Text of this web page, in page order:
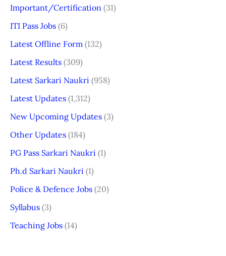
Important/Certification (31)
ITI Pass Jobs (6)
Latest Offline Form (132)
Latest Results (309)
Latest Sarkari Naukri (958)
Latest Updates (1,312)
New Upcoming Updates (3)
Other Updates (184)
PG Pass Sarkari Naukri (1)
Ph.d Sarkari Naukri (1)
Police & Defence Jobs (20)
Syllabus (3)
Teaching Jobs (14)